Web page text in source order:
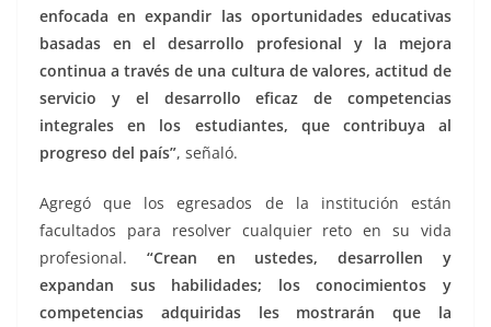
enfocada en expandir las oportunidades educativas
basadas en el desarrollo profesional y la mejora
continua a través de una cultura de valores, actitud de
servicio y el desarrollo eficaz de competencias
integrales en los estudiantes, que contribuya al
progreso del país”, señaló.
Agregó que los egresados de la institución están
facultados para resolver cualquier reto en su vida
profesional. “Crean en ustedes, desarrollen y
expandan sus habilidades; los conocimientos y
competencias adquiridas les mostrarán que la